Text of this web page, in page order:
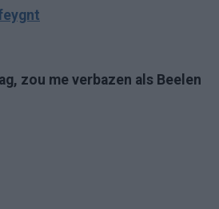
zou me verbazen als Beelen